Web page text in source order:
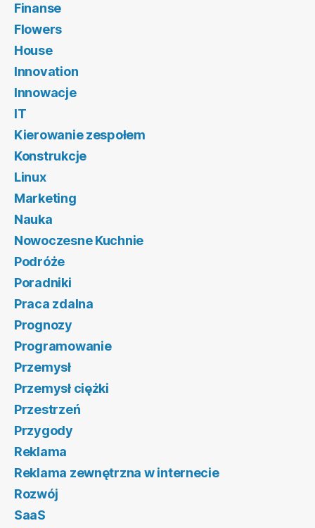
Finanse
Flowers
House
Innovation
Innowacje
IT
Kierowanie zespołem
Konstrukcje
Linux
Marketing
Nauka
Nowoczesne Kuchnie
Podróże
Poradniki
Praca zdalna
Prognozy
Programowanie
Przemysł
Przemysł ciężki
Przestrzeń
Przygody
Reklama
Reklama zewnętrzna w internecie
Rozwój
SaaS